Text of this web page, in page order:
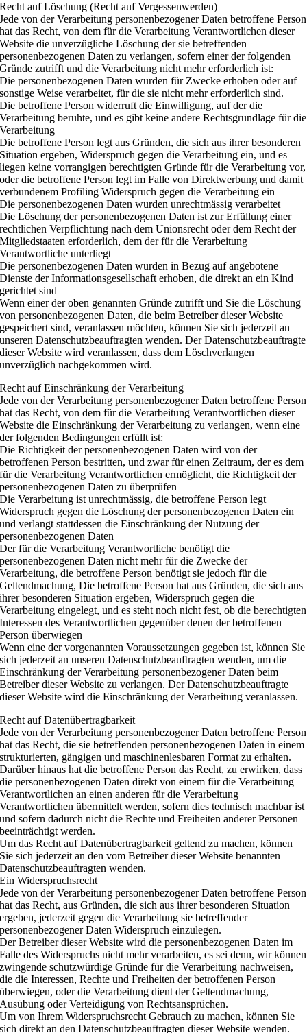
Recht auf Löschung (Recht auf Vergessenwerden)
Jede von der Verarbeitung personenbezogener Daten betroffene Person
hat das Recht, von dem für die Verarbeitung Verantwortlichen dieser
Website die unverzügliche Löschung der sie betreffenden
personenbezogenen Daten zu verlangen, sofern einer der folgenden
Gründe zutrifft und die Verarbeitung nicht mehr erforderlich ist:
Die personenbezogenen Daten wurden für Zwecke erhoben oder auf
sonstige Weise verarbeitet, für die sie nicht mehr erforderlich sind.
Die betroffene Person widerruft die Einwilligung, auf der die
Verarbeitung beruhte, und es gibt keine andere Rechtsgrundlage für die
Verarbeitung
Die betroffene Person legt aus Gründen, die sich aus ihrer besonderen
Situation ergeben, Widerspruch gegen die Verarbeitung ein, und es
liegen keine vorrangigen berechtigten Gründe für die Verarbeitung vor,
oder die betroffene Person legt im Falle von Direktwerbung und damit
verbundenem Profiling Widerspruch gegen die Verarbeitung ein
Die personenbezogenen Daten wurden unrechtmässig verarbeitet
Die Löschung der personenbezogenen Daten ist zur Erfüllung einer
rechtlichen Verpflichtung nach dem Unionsrecht oder dem Recht der
Mitgliedstaaten erforderlich, dem der für die Verarbeitung
Verantwortliche unterliegt
Die personenbezogenen Daten wurden in Bezug auf angebotene
Dienste der Informationsgesellschaft erhoben, die direkt an ein Kind
gerichtet sind
Wenn einer der oben genannten Gründe zutrifft und Sie die Löschung
von personenbezogenen Daten, die beim Betreiber dieser Website
gespeichert sind, veranlassen möchten, können Sie sich jederzeit an
unseren Datenschutzbeauftragten wenden. Der Datenschutzbeauftragte
dieser Website wird veranlassen, dass dem Löschverlangen
unverzüglich nachgekommen wird.
Recht auf Einschränkung der Verarbeitung
Jede von der Verarbeitung personenbezogener Daten betroffene Person
hat das Recht, von dem für die Verarbeitung Verantwortlichen dieser
Website die Einschränkung der Verarbeitung zu verlangen, wenn eine
der folgenden Bedingungen erfüllt ist:
Die Richtigkeit der personenbezogenen Daten wird von der
betroffenen Person bestritten, und zwar für einen Zeitraum, der es dem
für die Verarbeitung Verantwortlichen ermöglicht, die Richtigkeit der
personenbezogenen Daten zu überprüfen
Die Verarbeitung ist unrechtmässig, die betroffene Person legt
Widerspruch gegen die Löschung der personenbezogenen Daten ein
und verlangt stattdessen die Einschränkung der Nutzung der
personenbezogenen Daten
Der für die Verarbeitung Verantwortliche benötigt die
personenbezogenen Daten nicht mehr für die Zwecke der
Verarbeitung, die betroffene Person benötigt sie jedoch für die
Geltendmachung, Die betroffene Person hat aus Gründen, die sich aus
ihrer besonderen Situation ergeben, Widerspruch gegen die
Verarbeitung eingelegt, und es steht noch nicht fest, ob die berechtigten
Interessen des Verantwortlichen gegenüber denen der betroffenen
Person überwiegen
Wenn eine der vorgenannten Voraussetzungen gegeben ist, können Sie
sich jederzeit an unseren Datenschutzbeauftragten wenden, um die
Einschränkung der Verarbeitung personenbezogener Daten beim
Betreiber dieser Website zu verlangen. Der Datenschutzbeauftragte
dieser Website wird die Einschränkung der Verarbeitung veranlassen.
Recht auf Datenübertragbarkeit
Jede von der Verarbeitung personenbezogener Daten betroffene Person
hat das Recht, die sie betreffenden personenbezogenen Daten in einem
strukturierten, gängigen und maschinenlesbaren Format zu erhalten.
Darüber hinaus hat die betroffene Person das Recht, zu erwirken, dass
die personenbezogenen Daten direkt von einem für die Verarbeitung
Verantwortlichen an einen anderen für die Verarbeitung
Verantwortlichen übermittelt werden, sofern dies technisch machbar ist
und sofern dadurch nicht die Rechte und Freiheiten anderer Personen
beeinträchtigt werden.
Um das Recht auf Datenübertragbarkeit geltend zu machen, können
Sie sich jederzeit an den vom Betreiber dieser Website benannten
Datenschutzbeauftragten wenden.
Ein Widerspruchsrecht
Jede von der Verarbeitung personenbezogener Daten betroffene Person
hat das Recht, aus Gründen, die sich aus ihrer besonderen Situation
ergeben, jederzeit gegen die Verarbeitung sie betreffender
personenbezogener Daten Widerspruch einzulegen.
Der Betreiber dieser Website wird die personenbezogenen Daten im
Falle des Widerspruchs nicht mehr verarbeiten, es sei denn, wir können
zwingende schutzwürdige Gründe für die Verarbeitung nachweisen,
die die Interessen, Rechte und Freiheiten der betroffenen Person
überwiegen, oder die Verarbeitung dient der Geltendmachung,
Ausübung oder Verteidigung von Rechtsansprüchen.
Um von Ihrem Widerspruchsrecht Gebrauch zu machen, können Sie
sich direkt an den Datenschutzbeauftragten dieser Website wenden.